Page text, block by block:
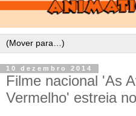
10 dezembro 2014
Filme nacional 'As
Vermelho' estreia